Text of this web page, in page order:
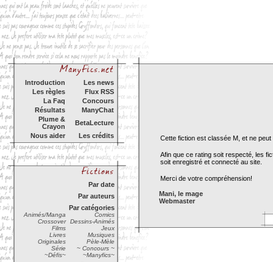
Introduction
Les news
Les règles
Flux RSS
La Faq
Concours
Résultats
ManyChat
Plume &
Crayon
BetaLecture
Nous aider
Les crédits
Par date
Par auteurs
Par catégories
Animés/Manga
Comics
Crossover
Dessins-Animés
Films
Jeux
Livres
Musiques
Originales
Pèle-Mèle
Série
~ Concours ~
~Défis~
~Manyfics~
Cette fiction est classée M, et ne
Afin que ce rating soit respecté, les
soit enregistré et connecté au site.
Merci de votre compréhension!
Mani, le mage
Webmaster